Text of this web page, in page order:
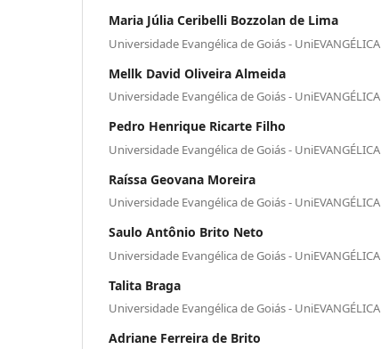
Maria Júlia Ceribelli Bozzolan de Lima
Universidade Evangélica de Goiás - UniEVANGÉLICA
Mellk David Oliveira Almeida
Universidade Evangélica de Goiás - UniEVANGÉLICA
Pedro Henrique Ricarte Filho
Universidade Evangélica de Goiás - UniEVANGÉLICA
Raíssa Geovana Moreira
Universidade Evangélica de Goiás - UniEVANGÉLICA
Saulo Antônio Brito Neto
Universidade Evangélica de Goiás - UniEVANGÉLICA
Talita Braga
Universidade Evangélica de Goiás - UniEVANGÉLICA
Adriane Ferreira de Brito